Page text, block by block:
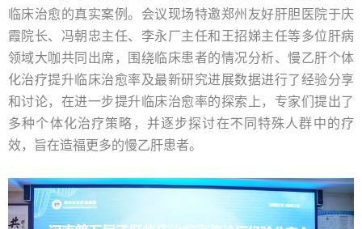
临床治愈的真实案例。会议现场特邀郑州友好肝胆医院于庆
霞院长、冯朝忠主任、李永厂主任和王招娣主任等多位肝病
领域大咖共同出席，围绕临床患者的情况分析、慢乙肝个体
化治疗提升临床治愈率及最新研究进展数据进行了经验分享
和讨论，在进一步提升临床治愈率的探索上，专家们提出了
多种个体化治疗策略，并逐步探讨在不同特殊人群中的疗
效，旨在造福更多的慢乙肝患者。